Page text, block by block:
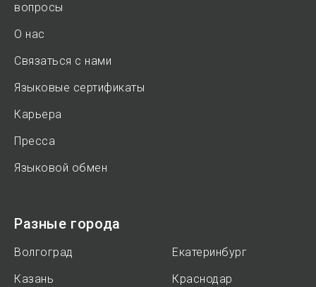
вопросы
О нас
Связаться с нами
Языковые сертификаты
Карьера
Пресса
Языковой обмен
Разные города
Волгоград
Екатеринбург
Казань
Краснодар